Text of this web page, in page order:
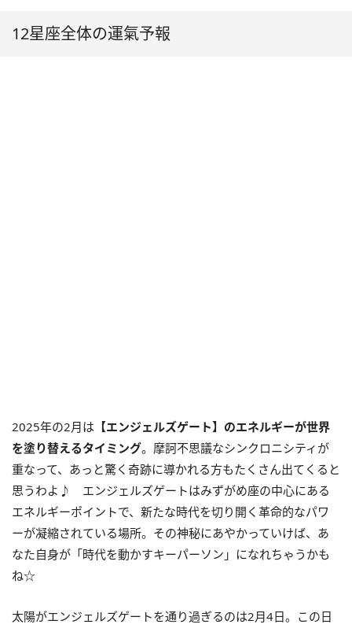
12星座全体の運氣予報
2025年の2月は 【エンジェルズゲート】のエネルギーが世界
を塗り替えるタイミング。摩訶不思議なシンクロニシティが
重なって、あっと驚く奇跡に導かれる方もたくさん出てくると
思うわよ♪ エンジェルズゲートはみずがめ座の中心にある
エネルギーポイントで、新たな時代を切り開く革命的なパワ
ーが凝縮されている場所。その神秘にあやかっていけば、あ
なた自身が「時代を動かすキーパーソン」になれちゃうかも
ね☆
太陽がエンジェルズゲートを通り過ぎるのは2月4日。この日